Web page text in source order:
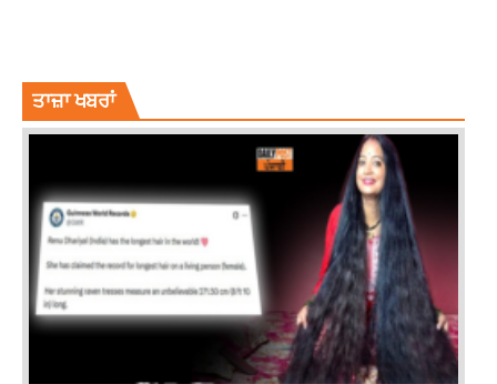
ਤਾਜ਼ਾ ਖਬਰਾਂ